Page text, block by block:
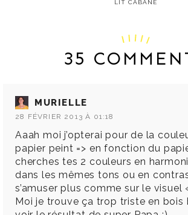
LIT CABANE
35
MURIELLE
28 FÉVRIER 2013 À 01:18
Aaah moi j’opterai pour de la
papier peint => en fonction du
cherches tes 2 couleurs en
dans les mêmes tons ou en
s’amuser plus comme sur le visuel
Moi je trouve ça trop triste en bois